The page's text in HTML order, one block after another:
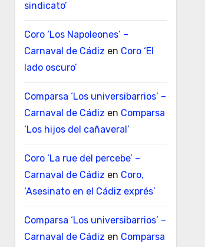
sindicato’
Coro ‘Los Napoleones’ –
Carnaval de Cádiz en Coro ‘El
lado oscuro’
Comparsa ‘Los universibarrios’ –
Carnaval de Cádiz en Comparsa
‘Los hijos del cañaveral’
Coro ‘La rue del percebe’ –
Carnaval de Cádiz en Coro,
‘Asesinato en el Cádiz exprés’
Comparsa ‘Los universibarrios’ –
Carnaval de Cádiz en Comparsa